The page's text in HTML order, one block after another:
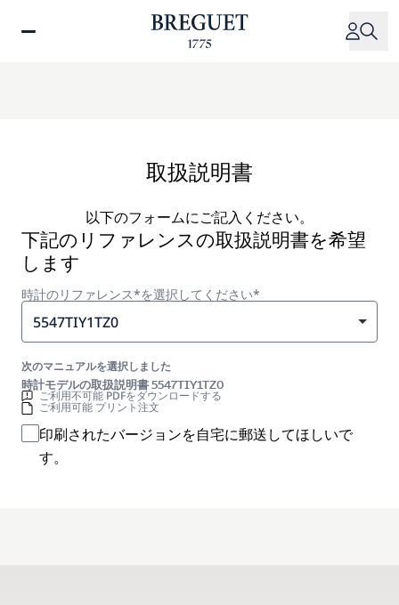
取扱説明書
以下のフォームにご記入ください。
下記のリファレンスの取扱説明書を希望
します
時計のリファレンス*を選択してください*
5547TIY1TZ0
次のマニュアルを選択しました
時計モデルの取扱説明書 5547TIY1TZ0
ご利用不可能 PDFをダウンロードする
ご利用可能 プリント注文
印刷されたバージョンを自宅に郵送してほしいで
す。